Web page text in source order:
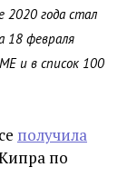
2020 года стал
18 февраля
и в список 100
получила
по